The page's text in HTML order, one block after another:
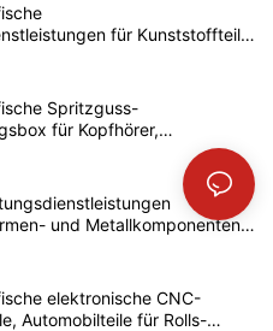
für Kunststoffteile
(Bosch)
Spritzguss-
für Kopfhörer,
Automobilteile für
und Metallkomponenten
für Mercedes-Benz
elektronische CNC-
Automobilteile für Rolls-